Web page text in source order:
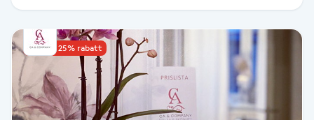
Keratinbehandling
Kinesiologi
Kinesisk medicin
Upp till 25% rabatt